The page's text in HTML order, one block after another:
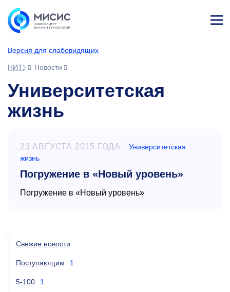
Версия для слабовидящих
НИТУ МИСИС
Новости
Университетская
жизнь
23 АВГУСТА 2015 ГОДА
Университетская
жизнь
Погружение в «Новый уровень»
Погружение в «Новый уровень»
Свежие новости
Поступающим 1
5-100 1